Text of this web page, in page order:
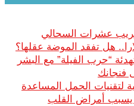
عشرات السحالي
“حرب الفيلة” مع البشر
فنجانك
لتقنيات الحمل المساعدة
يسبب أمراض القلب